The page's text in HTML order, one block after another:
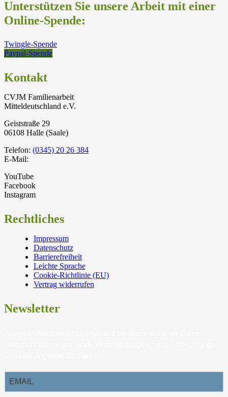
Unterstützen Sie unsere Arbeit mit einer
Online-Spende:
Twingle-Spende
Paypal-Spende
Kontakt
CVJM Familienarbeit
Mitteldeutschland e.V.
Geiststraße 29
06108 Halle (Saale)
Telefon: (0345) 20 26 384
E-Mail:
YouTube
Facebook
Instagram
Rechtliches
Impressum
Datenschutz
Barrierefreiheit
Leichte Sprache
Cookie-Richtlinie (EU)
Vertrag widerrufen
Newsletter